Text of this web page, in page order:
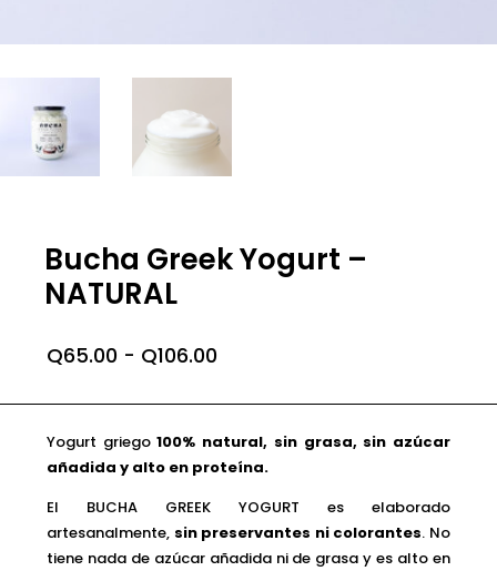
Bucha Greek Yogurt –
NATURAL
Q65.00 - Q106.00
precios:
Q65.00
hasta
Q106.00
Yogurt griego100% natural, sin grasa, sin azúcar
añadida y alto en proteína.
El BUCHA GREEK YOGURT es elaborado
artesanalmente, sin preservantes ni colorantes. No
tiene nada de azúcar añadida ni de grasa y es alto en